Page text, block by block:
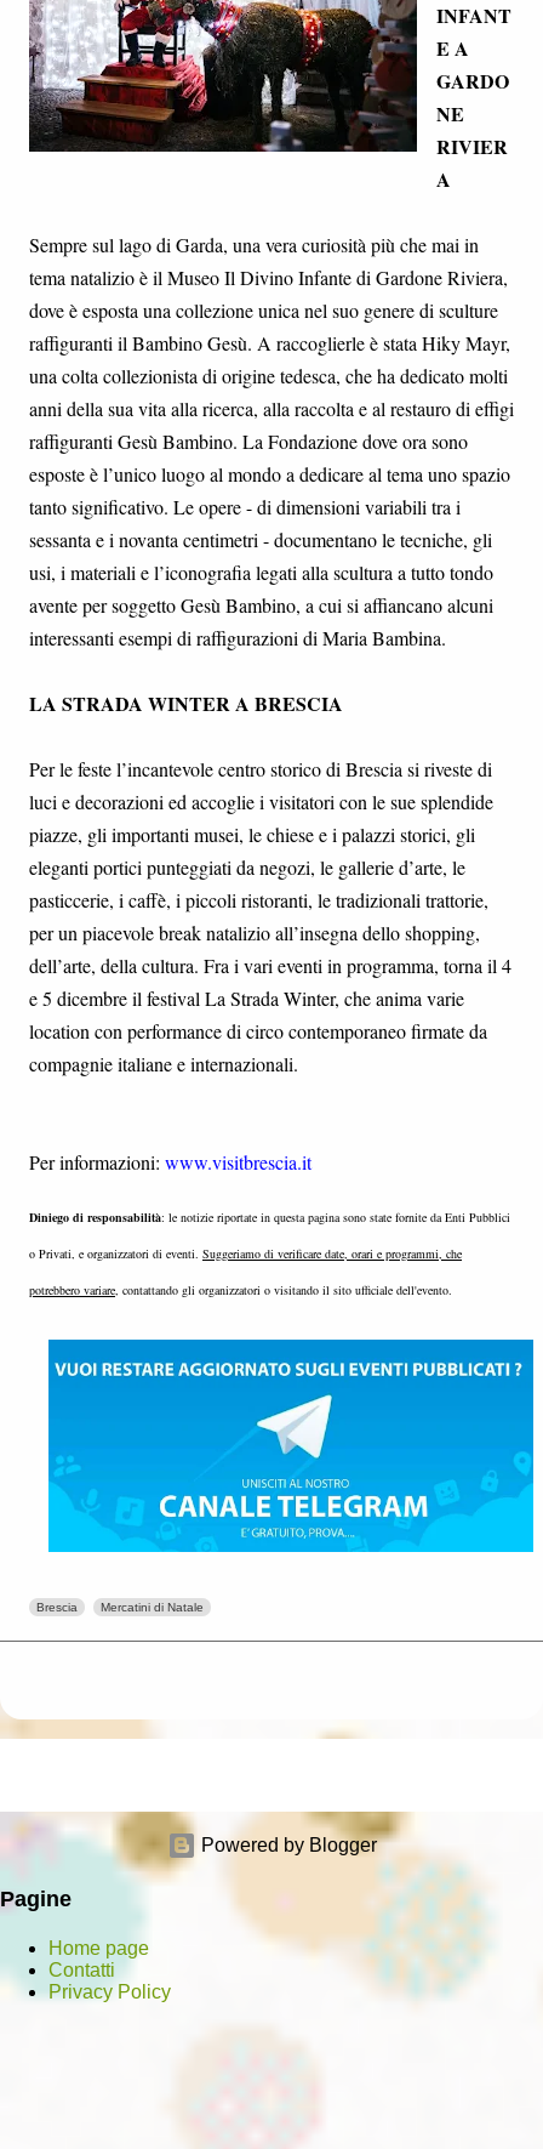
INFANT
E A
GARDO
NE
RIVIER
A
Sempre sul lago di Garda, una vera curiosità più che mai in
tema natalizio è il Museo Il Divino Infante di Gardone Riviera,
dove è esposta una collezione unica nel suo genere di sculture
raffiguranti il Bambino Gesù. A raccoglierle è stata Hiky Mayr,
una colta collezionista di origine tedesca, che ha dedicato molti
anni della sua vita alla ricerca, alla raccolta e al restauro di effigi
raffiguranti Gesù Bambino. La Fondazione dove ora sono
esposte è l’unico luogo al mondo a dedicare al tema uno spazio
tanto significativo. Le opere - di dimensioni variabili tra i
sessanta e i novanta centimetri - documentano le tecniche, gli
usi, i materiali e l’iconografia legati alla scultura a tutto tondo
avente per soggetto Gesù Bambino, a cui si affiancano alcuni
interessanti esempi di raffigurazioni di Maria Bambina.
LA STRADA WINTER A BRESCIA
Per le feste l’incantevole centro storico di Brescia si riveste di
luci e decorazioni ed accoglie i visitatori con le sue splendide
piazze, gli importanti musei, le chiese e i palazzi storici, gli
eleganti portici punteggiati da negozi, le gallerie d’arte, le
pasticcerie, i caffè, i piccoli ristoranti, le tradizionali trattorie,
per un piacevole break natalizio all’insegna dello shopping,
dell’arte, della cultura. Fra i vari eventi in programma, torna il 4
e 5 dicembre il festival La Strada Winter, che anima varie
location con performance di circo contemporaneo firmate da
compagnie italiane e internazionali.
Per informazioni: www.visitbrescia.it
Diniego di responsabilità: le notizie riportate in questa pagina sono state fornite da Enti Pubblici
o Privati, e organizzatori di eventi. Suggeriamo di verificare date, orari e programmi, che
potrebbero variare, contattando gli organizzatori o visitando il sito ufficiale dell'evento.
Brescia Mercatini di Natale
Powered by Blogger
Pagine
Home page
Contatti
Privacy Policy